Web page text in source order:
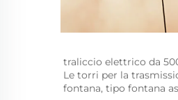
traliccio elettrico da
Le torri per la
fontana, tipo fontana